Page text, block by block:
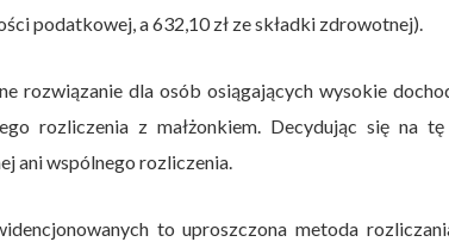
podatkowej, a 632,10 zł ze składki zdrowotnej).
rozwiązanie dla osób osiągających wysokie
rozliczenia z małżonkiem. Decydując się na
ani wspólnego rozliczenia.
to uproszczona metoda